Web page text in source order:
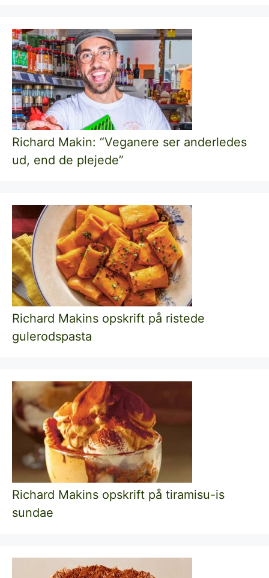
Richard Makin: “Veganere ser anderledes
ud, end de plejede”
Richard Makins opskrift på ristede
gulerodspasta
Richard Makins opskrift på tiramisu-is
sundae